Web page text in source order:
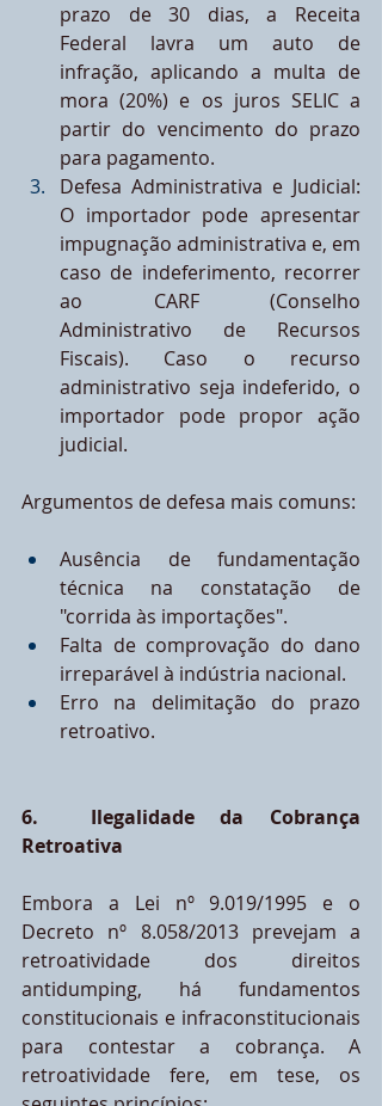
prazo de 30 dias, a Receita
Federal lavra um auto de
infração, aplicando a multa de
mora (20%) e os juros SELIC a
partir do vencimento do prazo
para pagamento.
Defesa Administrativa e Judicial:
O importador pode apresentar
impugnação administrativa e, em
caso de indeferimento, recorrer
ao CARF (Conselho
Administrativo de Recursos
Fiscais). Caso o recurso
administrativo seja indeferido, o
importador pode propor ação
judicial.
Argumentos de defesa mais comuns:
Ausência de fundamentação
técnica na constatação de
"corrida às importações".
Falta de comprovação do dano
irreparável à indústria nacional.
Erro na delimitação do prazo
retroativo.
6.  Ilegalidade da Cobrança
Retroativa
Embora a Lei nº 9.019/1995 e o
Decreto nº 8.058/2013 prevejam a
retroatividade dos direitos
antidumping, há fundamentos
constitucionais e infraconstitucionais
para contestar a cobrança. A
retroatividade fere, em tese, os